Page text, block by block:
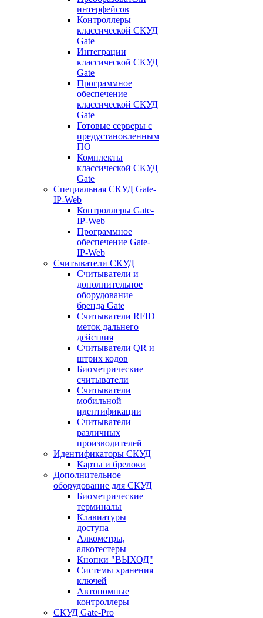
интерфейсов
Контроллеры
классической СКУД
Gate
Интеграции
классической СКУД
Gate
Программное
обеспечение
классической СКУД
Gate
Готовые серверы с
предустановленным
ПО
Комплекты
классической СКУД
Gate
Специальная СКУД Gate-
IP-Web
Контроллеры Gate-
IP-Web
Программное
обеспечение Gate-
IP-Web
Считыватели СКУД
Считыватели и
дополнительное
оборудование
бренда Gate
Считыватели RFID
меток дальнего
действия
Считыватели QR и
штрих кодов
Биометрические
считыватели
Считыватели
мобильной
идентификации
Считыватели
различных
производителей
Идентификаторы СКУД
Карты и брелоки
Дополнительное
оборудование для СКУД
Биометрические
терминалы
Клавиатуры
доступа
Алкометры,
алкотестеры
Кнопки "ВЫХОД"
Системы хранения
ключей
Автономные
контроллеры
СКУД Gate-Pro